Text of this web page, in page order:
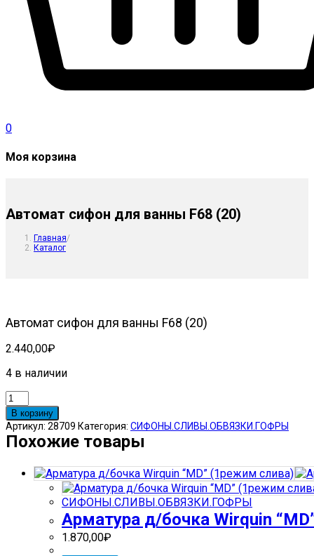
0
Моя корзина
Автомат сифон для ванны F68 (20)
Главная/
Каталог
Автомат сифон для ванны F68 (20)
2.440,00₽
4 в наличии
Количество
товара
Автомат
сифон
для
ванны
F68
В корзину
Артикул: 28709 Категория: СИФОНЫ.СЛИВЫ.ОБВЯЗКИ.ГОФРЫ
Похожие товары
СИФОНЫ.СЛИВЫ.ОБВЯЗКИ.ГОФРЫ
Арматура д/бочка Wirquin
1.870,00₽